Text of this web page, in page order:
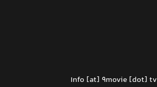
Info [at] 9movie [dot] tv